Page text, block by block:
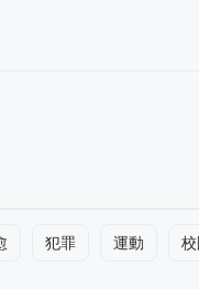
犯罪 運動